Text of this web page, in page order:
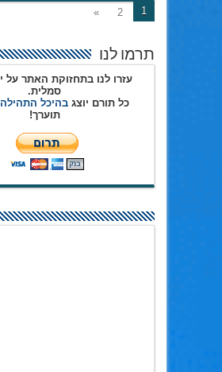
1
2
»
תרמו לנו
עזרו לנו בתחזוקת האתר על
סמלית.
כל תורם יוצגבהיכל התהילה
תוערך!